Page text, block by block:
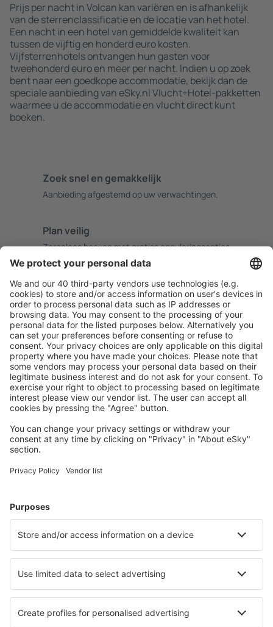
Prijs per nacht in Volcan kan variëren en is afhankelijk
van de sterrenclassificatie en de locatie van het hotel.
Een nacht in een hotel van gemiddelde kwaliteit kan
tussen de vijftig en honderd euro kosten.
Vijfsterrenhotels ontvangen hun gasten voor
tweehonderd euro en meer per nacht. Indien u op zoek
bent naar een goedkope accommodatie, bekijk dan de
speciale aanbieding van eSky.nl Vlucht+Hotel-pakketten
waarmee u de accommodatie en vlucht direct kunt
boeken.
Zoek snel en gemakkelijk
Aanbieding afgestemd op uw verwachtingen.
Plan veilig
Zorgeloos boeken met gratiss annuleringsopties.
Bespaar meer
Reisaanbiedingen en speciale aanbiedingen voor
geregistreerde gebruikers.
Accommodaties die u bevallen
Kies uit meer dan 1,3 miljoen accommodaties: hotels,
jeugdherbergen, appartementen en meer.
Hotels in Panama - Populaire steden
Hotels in Playa Coronado Hotels in Portobelo
Hotels in Boca Chica
Beste hotels - steden